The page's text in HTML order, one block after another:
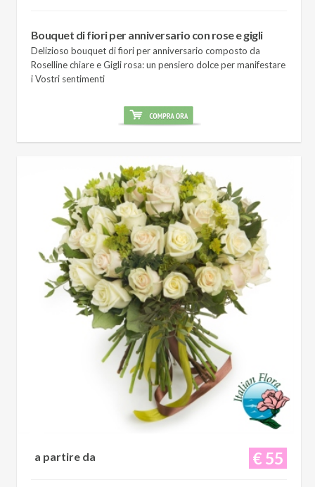
Bouquet di fiori per anniversario con rose e gigli
Delizioso bouquet di fiori per anniversario composto da
Roselline chiare e Gigli rosa: un pensiero dolce per manifestare
i Vostri sentimenti
€ 55
a partire da